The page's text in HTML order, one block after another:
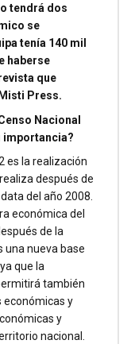
tendrá dos
se
tenía 140 mil
haberse
que
Press.
Nacional
importancia?
es la realización
después de
del año 2008.
económica del
de la
una nueva base
que la
también
económicas y
y
nacional.